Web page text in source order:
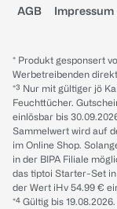
AGB Impressum
* Produkt gesponsert
Werbetreibenden
*³ Nur mit gültiger jö
Feuchttücher.
einlösbar bis
Sammelwert wird auf
im Online Shop.
in der BIPA Filiale
das tiptoi Starter-Set
der Wert iHv 54.99 €
*⁴ Gültig bis